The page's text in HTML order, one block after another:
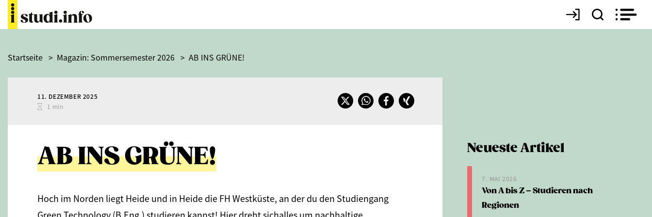
Startseite > Magazin: Sommersemester 2026 > AB INS GRÜNE!
11. DEZEMBER 2025
1 min
AB INS GRÜNE!
Hoch im Norden liegt Heide und in Heide die FH Westküste, an der du den Studiengang
Neueste Artikel
7. MAI 2026
Von A bis Z – Studieren nach
Regionen